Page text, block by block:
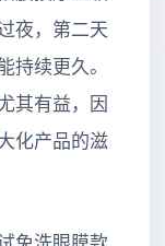
夜，第二天
持续更久。
其有益，因
化产品的滋